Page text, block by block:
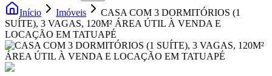
Início
Imóveis
CASA COM 3 DORMITÓRIOS (1
SUÍTE), 3 VAGAS, 120M² ÁREA ÚTIL À VENDA E
LOCAÇÃO EM TATUAPÉ